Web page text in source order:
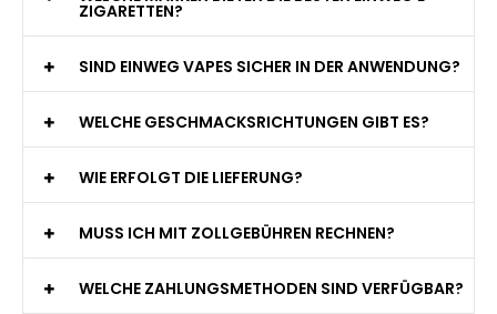
ZIGARETTEN?
SIND EINWEG VAPES SICHER IN DER ANWENDUNG?
WELCHE GESCHMACKSRICHTUNGEN GIBT ES?
WIE ERFOLGT DIE LIEFERUNG?
MUSS ICH MIT ZOLLGEBÜHREN RECHNEN?
WELCHE ZAHLUNGSMETHODEN SIND VERFÜGBAR?